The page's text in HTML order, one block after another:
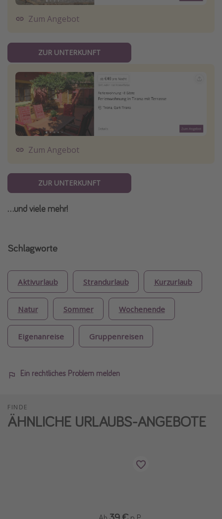
Zum Angebot
ZUR UNTERKUNFT
Zum Angebot
ZUR UNTERKUNFT
...und viele mehr!
Schlagworte
Aktivurlaub Strandurlaub Kurzurlaub
Natur Sommer Wochenende
Eigenanreise Gruppenreisen
Ein rechtliches Problem melden
FINDE
ÄHNLICHE URLAUBS-ANGEBOTE